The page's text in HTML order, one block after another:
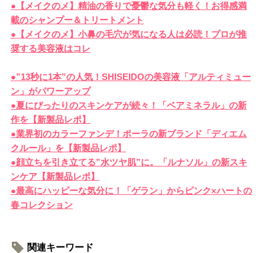
●【メイクのメ】精油の香りで憂鬱な気分も軽く！お得感満
載のシャンプー＆トリートメント
●【メイクのメ】小鼻の毛穴が気になる人は必読！プロが推
奨する美容液はコレ
●”13秒に1本”の人気！SHISEIDOの美容液「アルティミュー
ン」がパワーアップ
●夏にぴったりのスキンケアが続々！「ベアミネラル」の新
作を【新製品レポ】
●業界初のカラーファンデ！ポーラの新ブランド「ディエム
クルール」を【新製品レポ】
●顔立ちを引き立てる”水ツヤ肌”に。「ルナソル」の新スキ
ンケア【新製品レポ】
●最高にハッピーな気分に！「ゲラン」からピンク×ハートの
春コレクション
関連キーワード